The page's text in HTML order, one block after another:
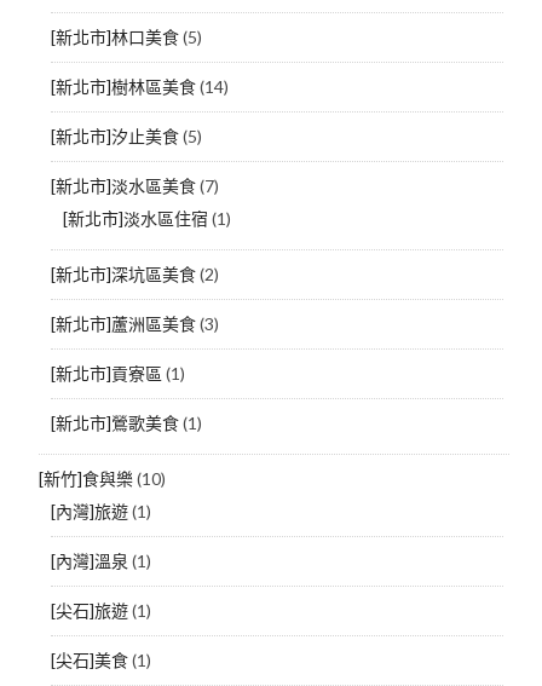
[新北市]林口美食(5)
[新北市]樹林區美食(14)
[新北市]汐止美食(5)
[新北市]淡水區美食(7)
[新北市]淡水區住宿 (1)
[新北市]深坑區美食(2)
[新北市]蘆洲區美食(3)
[新北市]貢寮區 (1)
[新北市]鶯歌美食(1)
[新竹]食與樂(10)
[內灣]旅遊(1)
[內灣]溫泉 (1)
[尖石]旅遊(1)
[尖石]美食(1)